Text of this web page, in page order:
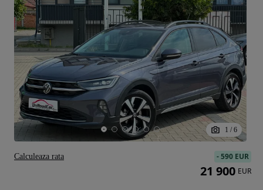
1 / 6
-590 EUR
21 900 EUR
Calculeaza rata